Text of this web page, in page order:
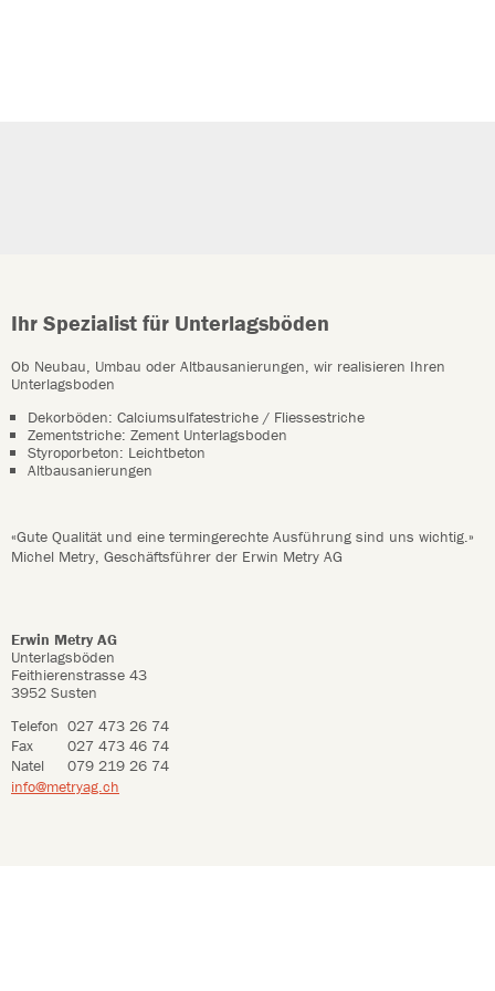
Ihr Spezialist für Unterlagsböden
Ob Neubau, Umbau oder Altbausanierungen, wir realisieren Ihren
Unterlagsboden
Dekorböden: Calciumsulfatestriche / Fliessestriche
Zementstriche: Zement Unterlagsboden
Styroporbeton: Leichtbeton
Altbausanierungen
«Gute Qualität und eine termingerechte Ausführung sind uns wichtig.»
Michel Metry, Geschäftsführer der Erwin Metry AG
Erwin Metry AG
Unterlagsböden
Feithierenstrasse 43
3952 Susten
Telefon 027 473 26 74
Fax
027 473 46 74
Natel
079 219 26 74
info@metryag.ch